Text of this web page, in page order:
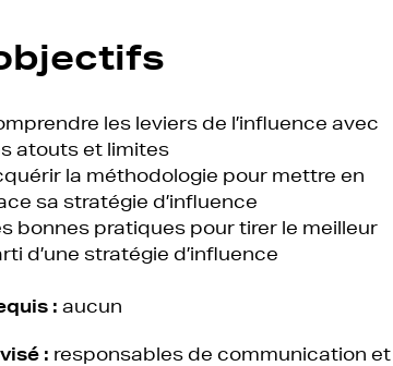
les leviers de l’influence avec
atouts et limites
la méthodologie pour mettre en
sa stratégie d’influence
bonnes pratiques pour tirer le meilleur
d’une stratégie d’influence
: aucun
: responsables de communication et